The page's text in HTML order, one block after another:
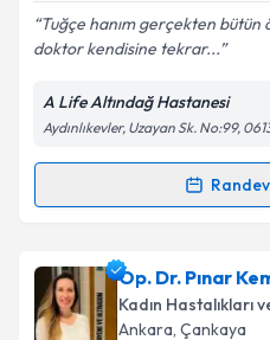
Kişisel verilerimin
Metni'ni okudum ve
kapsamda
Tuğçe hanım gerçekten bütün
doktor kendisine tekrar...
A Life Altındağ Hastanesi
Aydınlıkevler, Uzayan Sk. No:99,
Randevu Takvimi
Op. Dr. Tuğçe Eriçin
oluşturun. Size bu
takvim hazırlandığında
Op. Dr. Pınar
Kadın Hastalıkları
Ankara, Çankaya